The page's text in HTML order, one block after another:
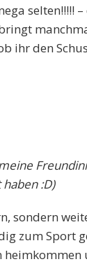
selten!!!!!
ihr den
:D)
sondern
zum Sport